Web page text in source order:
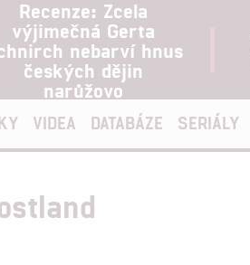
Recenze: Zcela
výjimečná Gerta
nebarví hnus
českých dějin
narůžovo
VIDEA DATABÁZE SERIÁLY